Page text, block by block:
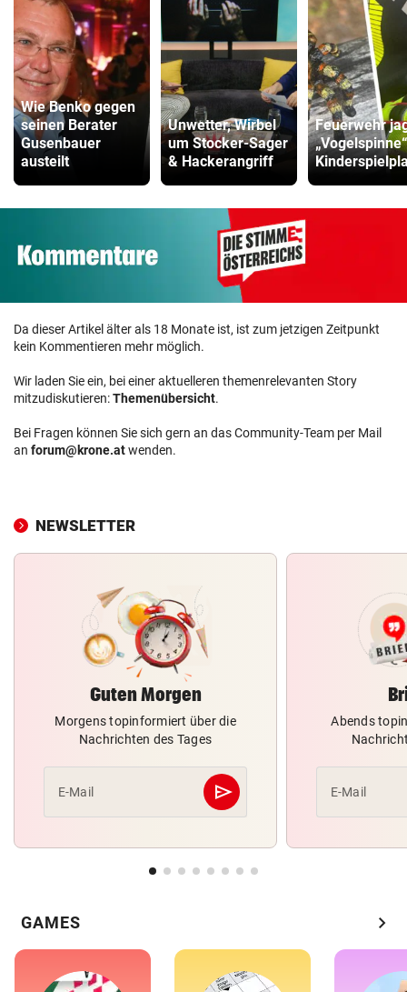
Wie Benko gegen
seinen Berater
Gusenbauer
austeilt
Unwetter, Wirbel
um Stocker-Sager
& Hackerangriff
Feuerwehr
Da dieser Artikel älter als 18 Monate ist, ist zum jetzigen Zeitpunkt
kein Kommentieren mehr möglich.
Wir laden Sie ein, bei einer aktuelleren themenrelevanten Story
mitzudiskutieren:Themenübersicht.
Bei Fragen können Sie sich gern an das Community-Team per Mail
an forum@krone.atwenden.
NEWSLETTER
Guten Morgen
Morgens topinformiert über die
Nachrichten des Tages
E-Mail send
Abschicken
Abends
E-Mail
GAMES chevron_right